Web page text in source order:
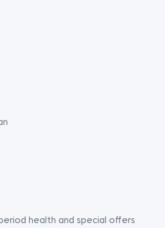
health and special offers